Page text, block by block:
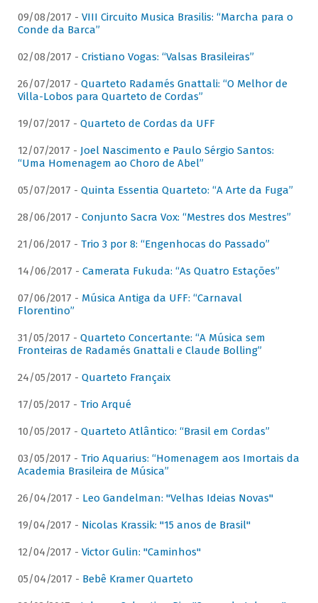
09/08/2017 - VIII Circuito Musica Brasilis: “Marcha para o
Conde da Barca”
02/08/2017 - Cristiano Vogas: “Valsas Brasileiras”
26/07/2017 - Quarteto Radamés Gnattali: “O Melhor de
Villa-Lobos para Quarteto de Cordas”
19/07/2017 - Quarteto de Cordas da UFF
12/07/2017 - Joel Nascimento e Paulo Sérgio Santos:
“Uma Homenagem ao Choro de Abel”
05/07/2017 - Quinta Essentia Quarteto: “A Arte da Fuga”
28/06/2017 - Conjunto Sacra Vox: “Mestres dos Mestres”
21/06/2017 - Trio 3 por 8: “Engenhocas do Passado”
14/06/2017 - Camerata Fukuda: “As Quatro Estações”
07/06/2017 - Música Antiga da UFF: “Carnaval
Florentino”
31/05/2017 - Quarteto Concertante: “A Música sem
Fronteiras de Radamés Gnattali e Claude Bolling”
24/05/2017 - Quarteto Françaix
17/05/2017 - Trio Arqué
10/05/2017 - Quarteto Atlântico: “Brasil em Cordas”
03/05/2017 - Trio Aquarius: “Homenagem aos Imortais da
Academia Brasileira de Música”
26/04/2017 - Leo Gandelman: "Velhas Ideias Novas"
19/04/2017 - Nicolas Krassik: "15 anos de Brasil"
12/04/2017 - Victor Gulin: "Caminhos"
05/04/2017 - Bebê Kramer Quarteto